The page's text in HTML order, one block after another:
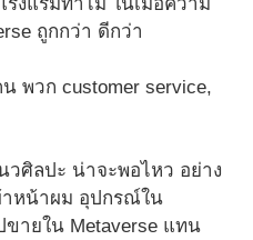
ถูกกว่า ดีกว่า
พวก customer service,
วศิลปะ น่าจะพอไหว อย่าง
าหน้าผม อุปกรณ์ใน
ขายใน Metaverse แทน